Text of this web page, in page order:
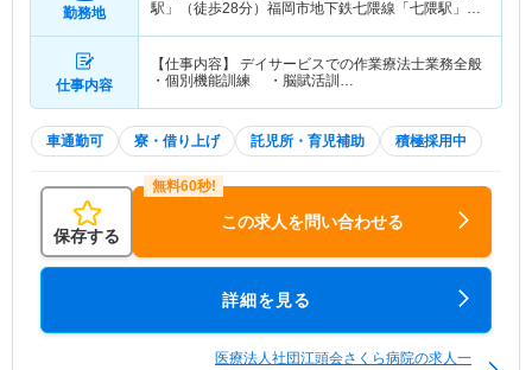
勤務地
駅」（徒歩28分）福岡市地下鉄七隈線「七隈駅」
仕事内容
【仕事内容】 デイサービスでの作業療法士業務全般
・個別機能訓練 ・脳賦活訓…
車通勤可 寮・借り上げ 託児所・育児補助 積極採用中
保存する
この求人を問い合わせる
詳細を見る
医療法人社団江頭会さくら病院の求人一